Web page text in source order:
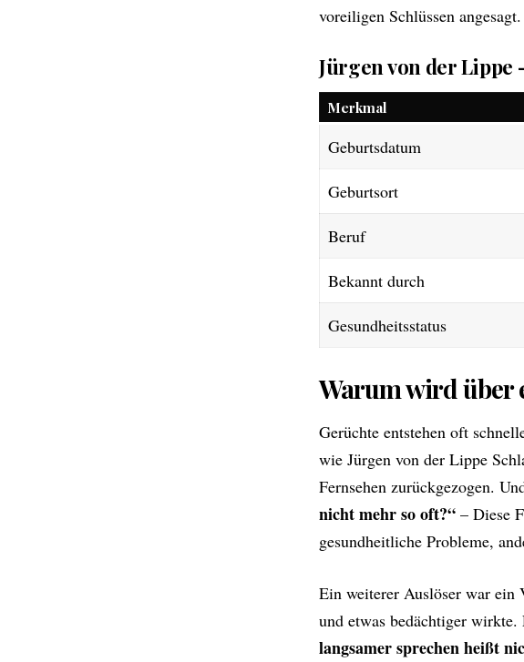
voreiligen Schlüssen angesagt.
Jürgen von der Lippe
Merkmal
Geburtsdatum
Geburtsort
Beruf
Bekannt durch
Gesundheitsstatus
Warum wird über
Gerüchte entstehen oft
wie Jürgen von der Lippe
Fernsehen zurückgezogen.
nicht mehr so oft?“ – Diese
gesundheitliche Probleme,
Ein weiterer Auslöser war ein
und etwas bedächtiger
langsamer sprechen heißt